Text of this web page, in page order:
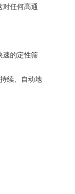
任何高通
速的定性筛
续、自动地